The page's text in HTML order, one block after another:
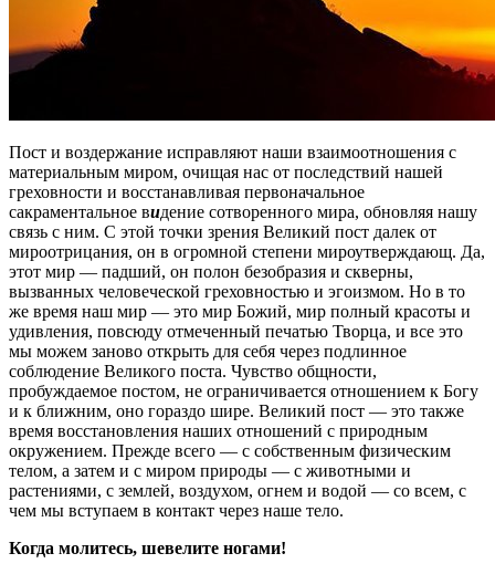
Пост и воздержание исправляют наши взаимоотношения с
материальным миром, очищая нас от последствий нашей
греховности и восстанавливая первоначальное
сакраментальное видение сотворенного мира, обновляя нашу
связь с ним. С этой точки зрения Великий пост далек от
мироотрицания, он в огромной степени мироутверждающ. Да,
этот мир — падший, он полон безобразия и скверны,
вызванных человеческой греховностью и эгоизмом. Но в то
же время наш мир — это мир Божий, мир полный красоты и
удивления, повсюду отмеченный печатью Творца, и все это
мы можем заново открыть для себя через подлинное
соблюдение Великого поста. Чувство общности,
пробуждаемое постом, не ограничивается отношением к Богу
и к ближним, оно гораздо шире. Великий пост — это также
время восстановления наших отношений с природным
окружением. Прежде всего — с собственным физическим
телом, а затем и с миром природы — с животными и
растениями, с землей, воздухом, огнем и водой — со всем, с
чем мы вступаем в контакт через наше тело.
Когда молитесь, шевелите ногами!